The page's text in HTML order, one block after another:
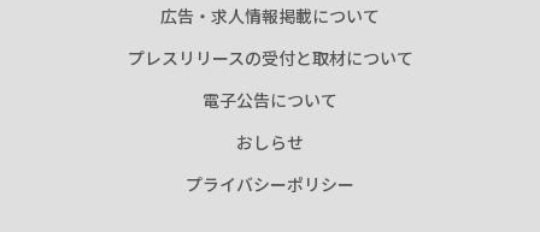
広告・求人情報掲載について
プレスリリースの受付と取材について
電子公告について
おしらせ
プライバシーポリシー